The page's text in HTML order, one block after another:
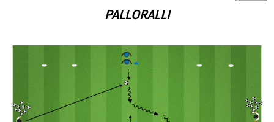
PALLORALLI